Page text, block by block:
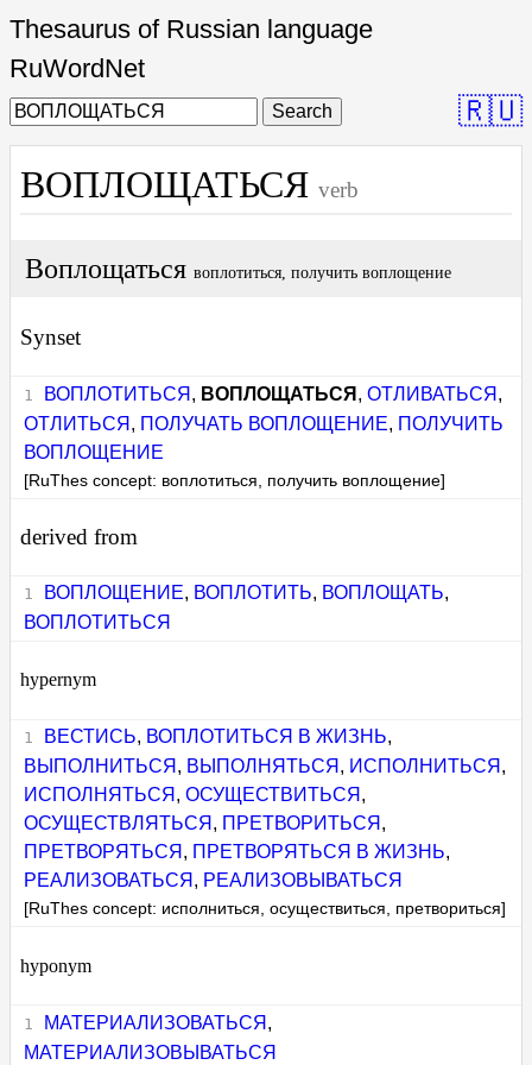
Thesaurus of Russian language
RuWordNet
Search 🇷🇺
ВОПЛОЩАТЬСЯ verb
Воплощаться воплотиться, получить воплощение
Synset
ВОПЛОТИТЬСЯ , ВОПЛОЩАТЬСЯ , ОТЛИВАТЬСЯ ,
ОТЛИТЬСЯ , ПОЛУЧАТЬ ВОПЛОЩЕНИЕ, ПОЛУЧИТЬ
ВОПЛОЩЕНИЕ
[RuThes concept: воплотиться, получить воплощение]
derived from
ВОПЛОЩЕНИЕ, ВОПЛОТИТЬ, ВОПЛОЩАТЬ,
ВОПЛОТИТЬСЯ
hypernym
ВЕСТИСЬ, ВОПЛОТИТЬСЯ В ЖИЗНЬ,
ВЫПОЛНИТЬСЯ , ВЫПОЛНЯТЬСЯ , ИСПОЛНИТЬСЯ ,
ИСПОЛНЯТЬСЯ ,ОСУЩЕСТВИТЬСЯ ,
ОСУЩЕСТВЛЯТЬСЯ , ПРЕТВОРИТЬСЯ ,
ПРЕТВОРЯТЬСЯ , ПРЕТВОРЯТЬСЯ В ЖИЗНЬ,
РЕАЛИЗОВАТЬСЯ , РЕАЛИЗОВЫВАТЬСЯ
[RuThes concept: исполниться, осуществиться, претвориться]
hyponym
МАТЕРИАЛИЗОВАТЬСЯ ,
МАТЕРИАЛИЗОВЫВАТЬСЯ